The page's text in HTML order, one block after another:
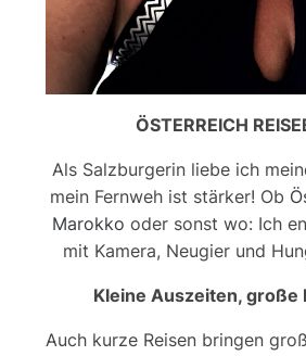
ÖSTERREICH
Als Salzburgerin liebe ich
mein Fernweh ist stärker! Ob
Marokko oder sonst wo: Ich
mit Kamera, Neugier und
Kleine Auszeiten, große
Auch kurze Reisen bringen